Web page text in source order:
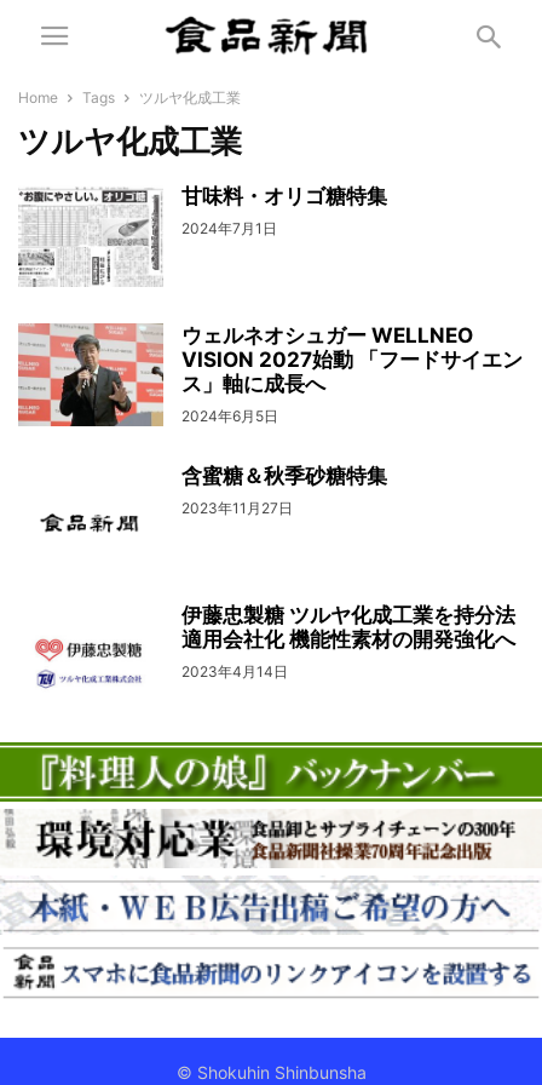
Home Tags ツルヤ化成工業
ツルヤ化成工業
甘味料・オリゴ糖特集
2024年7月1日
ウェルネオシュガー WELLNEO
VISION 2027始動 「フードサイエン
ス」軸に成長へ
2024年6月5日
含蜜糖＆秋季砂糖特集
2023年11月27日
伊藤忠製糖 ツルヤ化成工業を持分法
適用会社化 機能性素材の開発強化へ
2023年4月14日
© Shokuhin Shinbunsha